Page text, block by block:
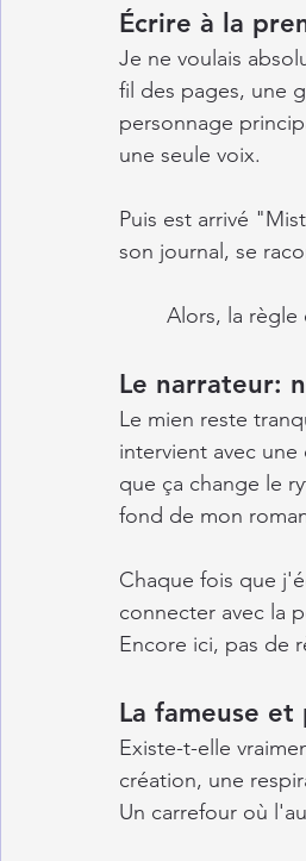
Écrire à la
Je ne voulais
fil des pages, une
personnage
une seule voix.
Puis est arrivé
son journal, se
Alors, la
Le narrateur:
Le mien reste
intervient avec
que ça change le
fond de mon
Chaque fois que
connecter avec la
Encore ici, pas de
La fameuse
Existe-t-elle
création, une
Un carrefour où